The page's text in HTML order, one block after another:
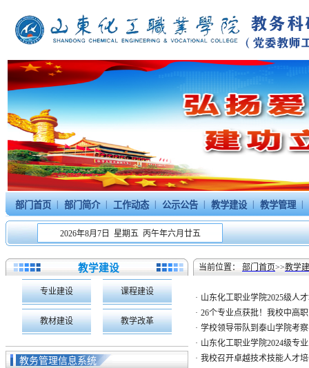
部门首页 | 部门简介 | 工作动态 | 公示公告 | 教学建设 | 教学管理 |
2026年8月7日 星期五 丙午年六月廿五
教学建设
专业建设 课程建设
教材建设 教学改革
教务管理信息系统
当前位置： 部门首页>>教学
· 山东化工职业学院2025级人
· 26个专业点获批！我校中高
· 学校领导带队到泰山学院考
· 山东化工职业学院2024级专
· 我校召开卓越技术技能人才